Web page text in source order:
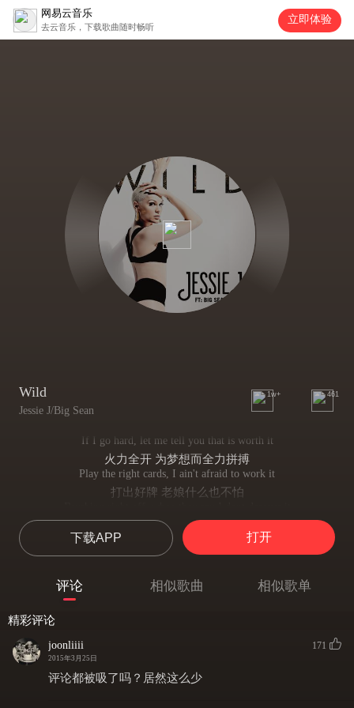
网易云音乐
去云音乐，下载歌曲随时畅听
立即体验
Wild
Jessie J/Big Sean
1w+ 461
If I go hard, let me tell you that is worth it
火力全开 为梦想而全力拼搏
Play the right cards, I ain't afraid to work it
打出好牌 老娘什么也不怕
有人说我不配拥有这一切 老娘懒得去理
Hands on my heart, you keep my fire burning
把手放在心口 是你们激发出我的热情
噢 每当你们大叫我的名字时 感觉如此疯狂
Here we are as beautiful, I'm blown away
下载APP 打开
评论 相似歌曲 相似歌单
精彩评论
joonliiii
2015年3月25日
171
评论都被吸了吗？居然这么少